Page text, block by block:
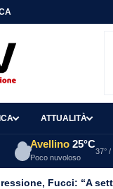
ATTUALITÀ
Avellino 25°C
Poco nuvoloso
37° /
Fucci: “A